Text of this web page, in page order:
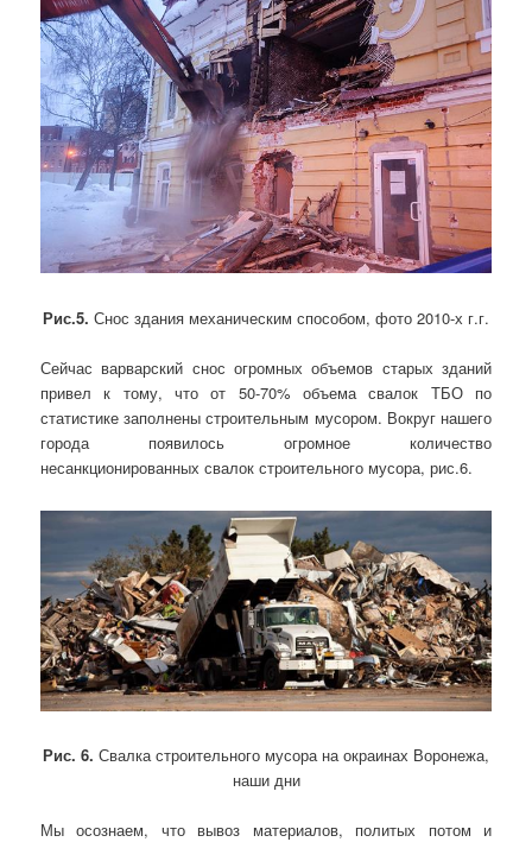
Рис.5. Снос здания механическим способом, фото 2010-х г.г.
Сейчас варварский снос огромных объемов старых зданий
привел к тому, что от 50-70% объема свалок ТБО по
статистике заполнены строительным мусором. Вокруг нашего
города появилось огромное количество
несанкционированных свалок строительного мусора, рис.6.
Рис. 6. Свалка строительного мусора на окраинах Воронежа,
наши дни
Мы осознаем, что вывоз материалов, политых потом и